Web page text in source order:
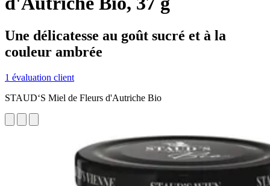
Une délicatesse au goût sucré et à la
couleur ambrée
1 évaluation client
STAUD‘S Miel de Fleurs d'Autriche Bio